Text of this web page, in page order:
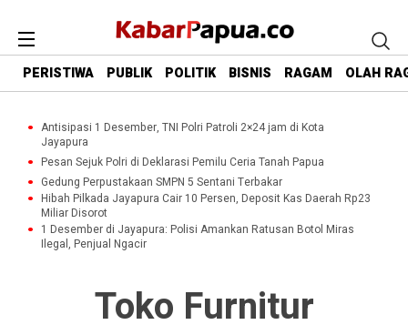
PERISTIWA PUBLIK POLITIK BISNIS RAGAM OLAH
Antisipasi 1 Desember, TNI Polri Patroli 2×24 jam di Kota
Jayapura
Pesan Sejuk Polri di Deklarasi Pemilu Ceria Tanah Papua
Gedung Perpustakaan SMPN 5 Sentani Terbakar
Hibah Pilkada Jayapura Cair 10 Persen, Deposit Kas Daerah Rp23
Miliar Disorot
1 Desember di Jayapura: Polisi Amankan Ratusan Botol Miras
Ilegal, Penjual Ngacir
Toko Furnitur